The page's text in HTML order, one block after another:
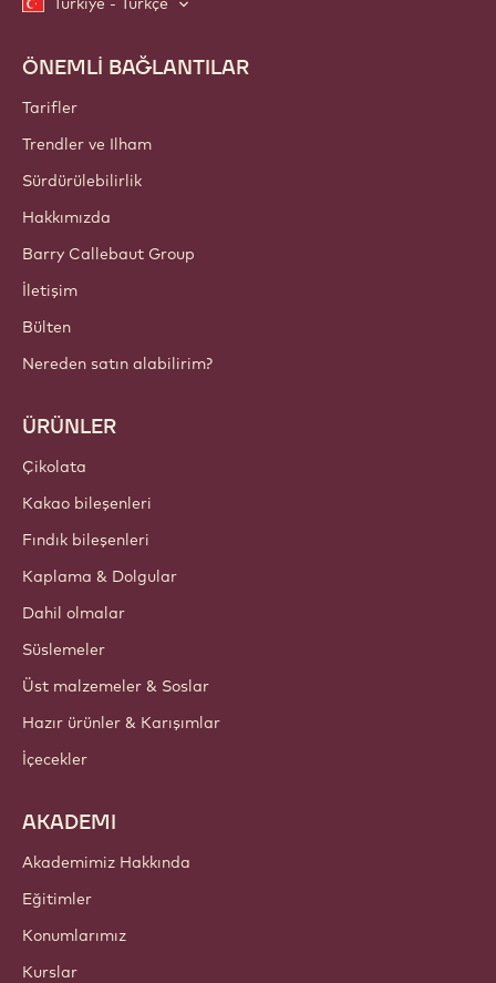
Footer
Callebaut
ÖNEMLİ BAĞLANTILAR
Tarifler
Trendler ve Ilham
Sürdürülebilirlik
Hakkımızda
Barry Callebaut Group
İletişim
Bülten
Nereden satın alabilirim?
ÜRÜNLER
Çikolata
Kakao bileşenleri
Fındık bileşenleri
Kaplama & Dolgular
Dahil olmalar
Süslemeler
Üst malzemeler & Soslar
Hazır ürünler & Karışımlar
İçecekler
AKADEMI
Akademimiz Hakkında
Eğitimler
Konumlarımız
Kurslar